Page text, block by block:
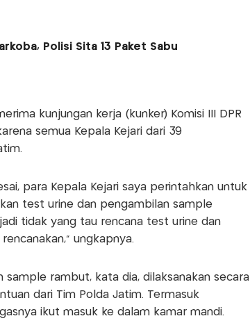
Polisi Sita 13 Paket Sabu
kunjungan kerja (kunker) Komisi III DPR
semua Kepala Kejari dari 39
para Kepala Kejari saya perintahkan untuk
test urine dan pengambilan sample
tidak yang tau rencana test urine dan
ungkapnya.
sample rambut, kata dia, dilaksanakan secara
dari Tim Polda Jatim. Termasuk
ikut masuk ke dalam kamar mandi.